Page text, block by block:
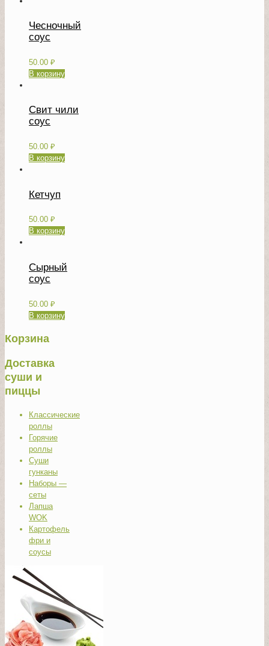
Чесночный
соус
50.00 ₽
В корзину
Свит чили
соус
50.00 ₽
В корзину
Кетчуп
50.00 ₽
В корзину
Сырный
соус
50.00 ₽
В корзину
Корзина
Доставка
суши и
пиццы
Классические
роллы
Горячие
роллы
Суши
гунканы
Наборы —
сеты
Лапша
WOK
Картофель
фри и
соусы